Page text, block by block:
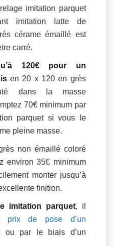
imitation parquet
imitation latte de
cérame émaillé est
carré.
120€ pour un
en 20 x 120 en grès
dans la masse
70€ minimum par
parquet si vous le
pleine masse.
non émaillé coloré
environ 35€ minimum
monter jusqu’à
finition.
imitation parquet, il
prix de pose d’un
ou par le biais d’un